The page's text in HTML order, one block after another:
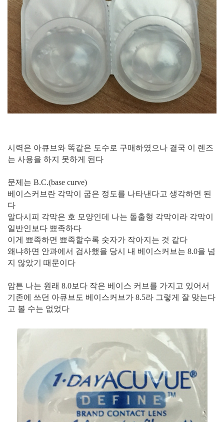
시력은 아큐브와 똑같은 도수로 구매하였으나 결국 이 렌즈
는 사용을 하지 못하게 된다
문제는 B.C.(base curve)
베이스커브란 각막이 굽은 정도를 나타낸다고 생각하면 된
다
알다시피 각막은 호 모양인데 나는 돌출형 각막이라 각막이
일반인보다 뾰족하다
이게 뾰족하면 뾰족할수록 숫자가 작아지는 것 같다
왜냐하면 안과에서 검사했을 당시 내 베이스커브는 8.0을 넘
지 않았기 때문이다
암튼 나는 원래 8.0보다 작은 베이스 커브를 가지고 있어서
기존에 쓰던 아큐브도 베이스커브가 8.5라 그렇게 잘 맞는다
고 볼 수는 없었다​